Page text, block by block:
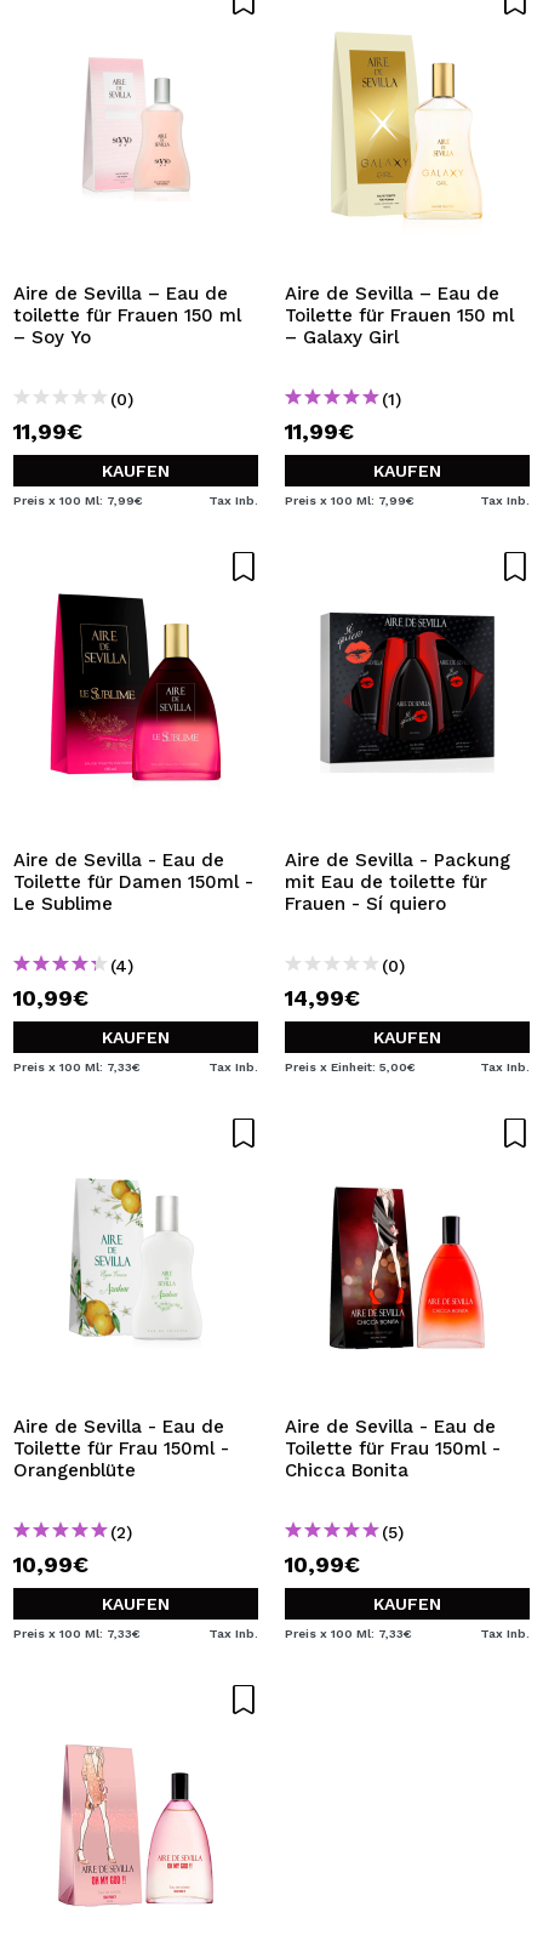
Aire de Sevilla – Eau de
toilette für Frauen 150 ml
– Soy Yo
(0)
11,99€
KAUFEN
Preis x 100 Ml: 7,99€ Tax Inb.
Aire de Sevilla – Eau de
Toilette für Frauen 150 ml
– Galaxy Girl
(1)
11,99€
KAUFEN
Preis x 100 Ml: 7,99€ Tax Inb.
Aire de Sevilla - Eau de
Toilette für Damen 150ml -
Le Sublime
(4)
10,99€
KAUFEN
Preis x 100 Ml: 7,33€ Tax Inb.
Aire de Sevilla - Packung
mit Eau de toilette für
Frauen - Sí quiero
(0)
14,99€
KAUFEN
Preis x Einheit: 5,00€ Tax Inb.
Aire de Sevilla - Eau de
Toilette für Frau 150ml -
Orangenblüte
(2)
10,99€
KAUFEN
Preis x 100 Ml: 7,33€ Tax Inb.
Aire de Sevilla - Eau de
Toilette für Frau 150ml -
Chicca Bonita
(5)
10,99€
KAUFEN
Preis x 100 Ml: 7,33€ Tax Inb.